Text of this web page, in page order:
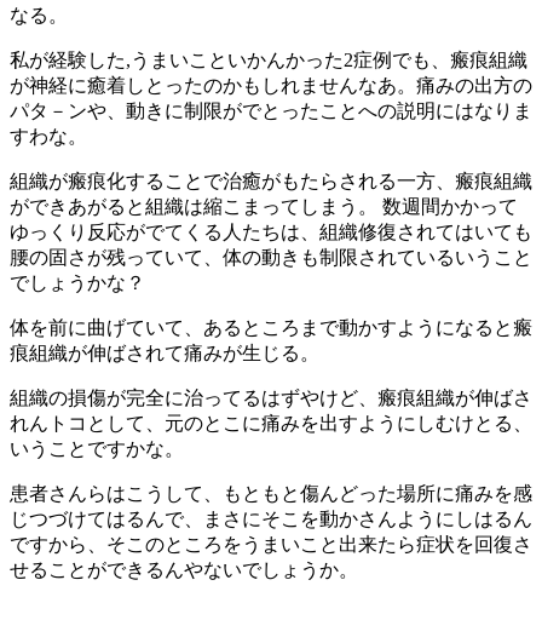
なる。
私が経験した,うまいこといかんかった2症例でも、瘢痕組織
が神経に癒着しとったのかもしれませんなあ。痛みの出方の
パタ－ンや、動きに制限がでとったことへの説明にはなりま
すわな。
組織が瘢痕化することで治癒がもたらされる一方、瘢痕組織
ができあがると組織は縮こまってしまう。 数週間かかって
ゆっくり反応がでてくる人たちは、組織修復されてはいても
腰の固さが残っていて、体の動きも制限されているいうこと
でしょうかな？
体を前に曲げていて、あるところまで動かすようになると瘢
痕組織が伸ばされて痛みが生じる。
組織の損傷が完全に治ってるはずやけど、瘢痕組織が伸ばさ
れんトコとして、元のとこに痛みを出すようにしむけとる、
いうことですかな。
患者さんらはこうして、もともと傷んどった場所に痛みを感
じつづけてはるんで、まさにそこを動かさんようにしはるん
ですから、そこのところをうまいこと出来たら症状を回復さ
せることができるんやないでしょうか。